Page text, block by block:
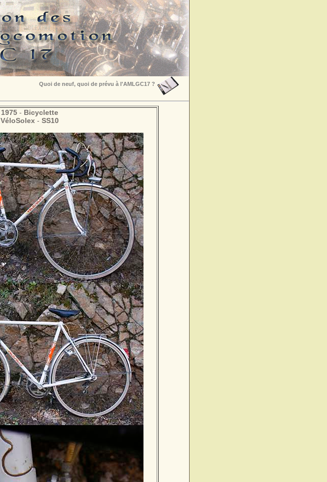
Quoi de neuf, quoi de prévu à l'AMLGC17 ?
1975- Bicyclette
VéloSolex- SS10